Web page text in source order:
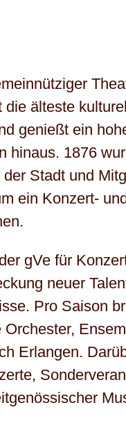
die älteste
genießt ein
hinaus. 1876
Stadt und
ein Konzert-
gVe für
neuer
Pro Saison
Orchester,
Erlangen.